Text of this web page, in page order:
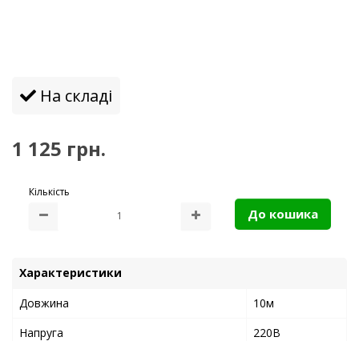
На складі
1 125 грн.
Кількість
До кошика
Характеристики
Довжина
10м
Напруга
220В